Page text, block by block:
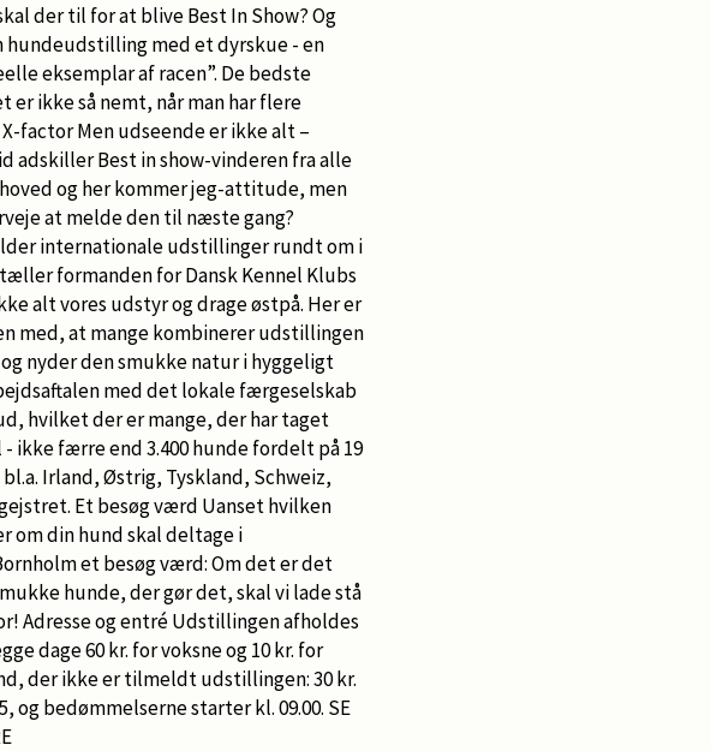
der til for at blive Best In Show? Og
hundeudstilling med et dyrskue - en
eksemplar af racen”. De bedste
ikke så nemt, når man har flere
factor Men udseende er ikke alt –
adskiller Best in show-vinderen fra alle
og her kommer jeg-attitude, men
at melde den til næste gang?
internationale udstillinger rundt om i
formanden for Dansk Kennel Klubs
alt vores udstyr og drage østpå. Her er
med, at mange kombinerer udstillingen
nyder den smukke natur i hyggeligt
med det lokale færgeselskab
hvilket der er mange, der har taget
ikke færre end 3.400 hunde fordelt på 19
Irland, Østrig, Tyskland, Schweiz,
Et besøg værd Uanset hvilken
om din hund skal deltage i
et besøg værd: Om det er det
hunde, der gør det, skal vi lade stå
Adresse og entré Udstillingen afholdes
dage 60 kr. for voksne og 10 kr. for
der ikke er tilmeldt udstillingen: 30 kr.
og bedømmelserne starter kl. 09.00. SE